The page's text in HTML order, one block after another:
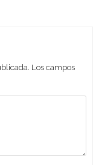
Los campos